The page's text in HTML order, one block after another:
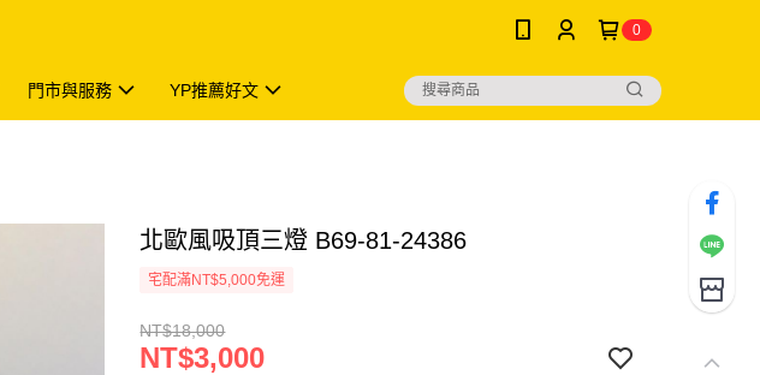
0
門市與服務 YP推薦好文
北歐風吸頂三燈 B69-81-24386
宅配滿NT$5,000免運
NT$18,000
NT$3,000